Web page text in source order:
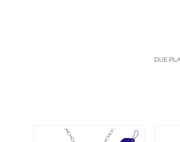
DIJE